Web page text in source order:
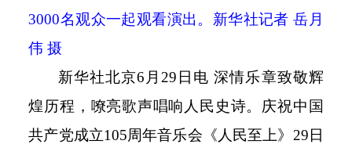
3000名观众一起观看演出。新华社记者 岳月
伟 摄
新华社北京6 月 29 日电 深情乐章致敬辉
煌历程，嘹亮歌声唱响人民史诗。庆祝中国
共产党成立105周年音乐会《人民至上》 29 日